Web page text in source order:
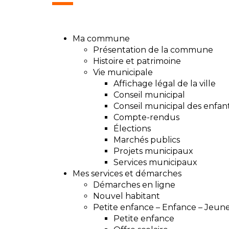
Ma commune
Présentation de la commune
Histoire et patrimoine
Vie municipale
Affichage légal de la ville
Conseil municipal
Conseil municipal des
Compte-rendus
Élections
Marchés publics
Projets municipaux
Services municipaux
Mes services et démarches
Démarches en ligne
Nouvel habitant
Petite enfance – Enfance –
Petite enfance